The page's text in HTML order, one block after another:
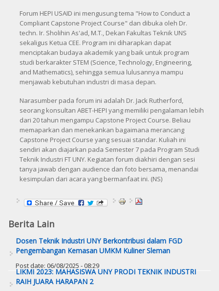
Forum HEPI USAID ini mengusung tema "How to Conduct a
Compliant Capstone Project Course" dan dibuka oleh Dr.
techn. Ir. Sholihin As'ad, M.T., Dekan Fakultas Teknik UNS
sekaligus Ketua CEE. Program ini diharapkan dapat
menciptakan budaya akademik yang baik untuk program
studi berkarakter STEM (Science, Technology, Engineering,
and Mathematics), sehingga semua lulusannya mampu
menjawab kebutuhan industri di masa depan.
Narasumber pada forum ini adalah Dr. Jack Rutherford,
seorang konsultan ABET-HEPI yang memiliki pengalaman lebih
dari 20 tahun mengampu Capstone Project Course. Beliau
memaparkan dan menekankan bagaimana merancang
Capstone Project Course yang sesuai standar. Kuliah ini
sendiri akan diajarkan pada Semester 7 pada Program Studi
Teknik Industri FT UNY. Kegiatan forum diakhiri dengan sesi
tanya jawab dengan audience dan foto bersama, menandai
kesimpulan dari acara yang bermanfaat ini. (NS)
Berita Lain
Dosen Teknik Industri UNY Berkontribusi dalam FGD
Pengembangan Kemasan UMKM Kuliner Sleman
Post date: 06/08/2025 - 08:29
LIKMI 2023: MAHASISWA UNY PRODI TEKNIK INDUSTRI
RAIH JUARA HARAPAN 2